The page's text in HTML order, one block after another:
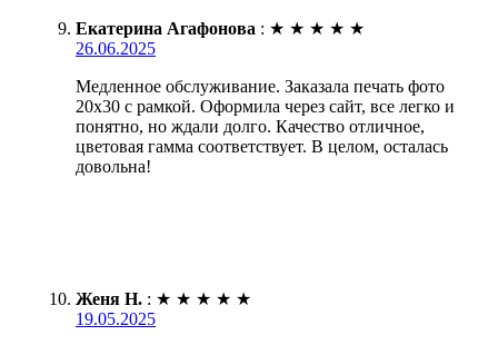
Екатерина Агафонова : ★ ★ ★ ★ ★
26.06.2025
Медленное обслуживание. Заказала печать фото
20х30 с рамкой. Оформила через сайт, все легко и
понятно, но ждали долго. Качество отличное,
цветовая гамма соответствует. В целом, осталась
довольна!
Женя Н. : ★ ★ ★ ★ ★
19.05.2025